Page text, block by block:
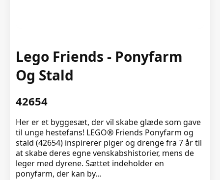
Lego Friends - Ponyfarm
Og Stald
42654
Her er et byggesæt, der vil skabe glæde som gave
til unge hestefans! LEGO® Friends Ponyfarm og
stald (42654) inspirerer piger og drenge fra 7 år til
at skabe deres egne venskabshistorier, mens de
leger med dyrene. Sættet indeholder en
ponyfarm, der kan by...